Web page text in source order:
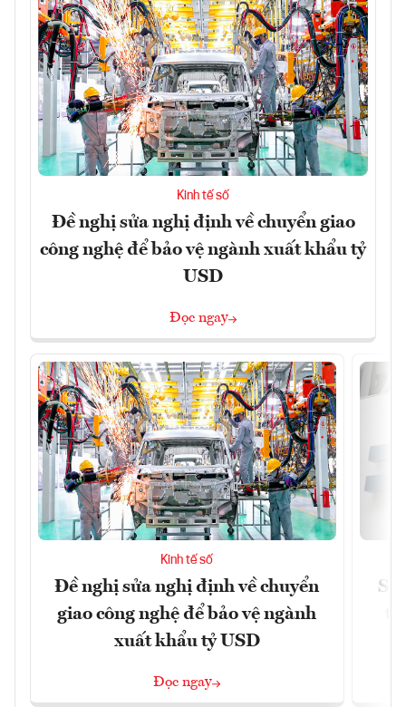
Kinh tế số
Đề nghị sửa nghị định về chuyển giao
công nghệ để bảo vệ ngành xuất khẩu tỷ
USD
Đọc ngay
Kinh tế số
Đề nghị sửa nghị định về chuyển
giao công nghệ để bảo vệ ngành
xuất khẩu tỷ USD
Đọc ngay